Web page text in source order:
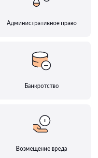
Административное право
Банкротство
Возмещение вреда